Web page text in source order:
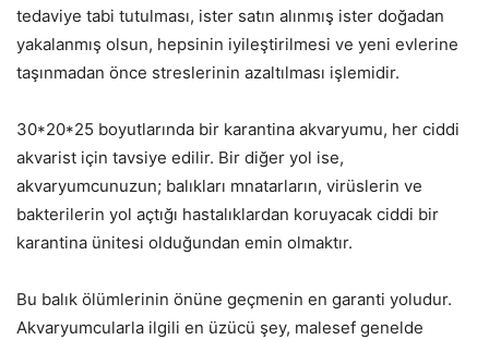
tedaviye tabi tutulması, ister satın alınmış ister doğadan
yakalanmış olsun, hepsinin iyileştirilmesi ve yeni evlerine
taşınmadan önce streslerinin azaltılması işlemidir.
30*20*25 boyutlarında bir karantina akvaryumu, her ciddi
akvarist için tavsiye edilir. Bir diğer yol ise,
akvaryumcunuzun; balıkları mnatarların, virüslerin ve
bakterilerin yol açtığı hastalıklardan koruyacak ciddi bir
karantina ünitesi olduğundan emin olmaktır.
Bu balık ölümlerinin önüne geçmenin en garanti yoludur.
Akvaryumcularla ilgili en üzücü şey, malesef genelde